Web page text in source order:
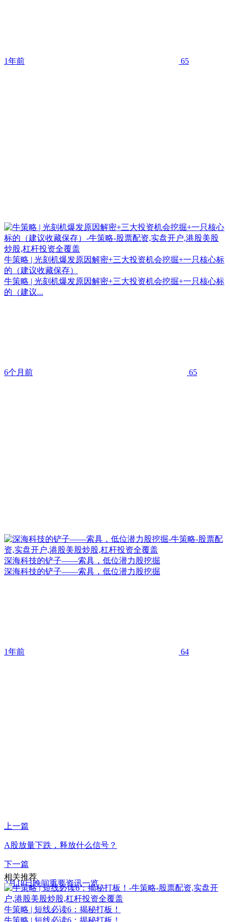
1年前 65
牛策略 | 光刻机爆发原因解密+三大投资机会挖掘+一只核心标
的（建议收藏保存）
牛策略 | 光刻机爆发原因解密+三大投资机会挖掘+一只核心标
的（建议...
6个月前 65
深海科技的铲子——索具，低位潜力股挖掘
深海科技的铲子——索具，低位潜力股挖掘
1年前 64
上一篇
A股放量下跌，释放什么信号？
下一篇
2月18日晚间重要资讯一览
相关推荐
牛策略 | 短线必读6：揭秘打板！